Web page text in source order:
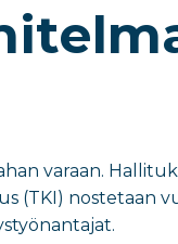
varaan.
(TKI) nostetaan